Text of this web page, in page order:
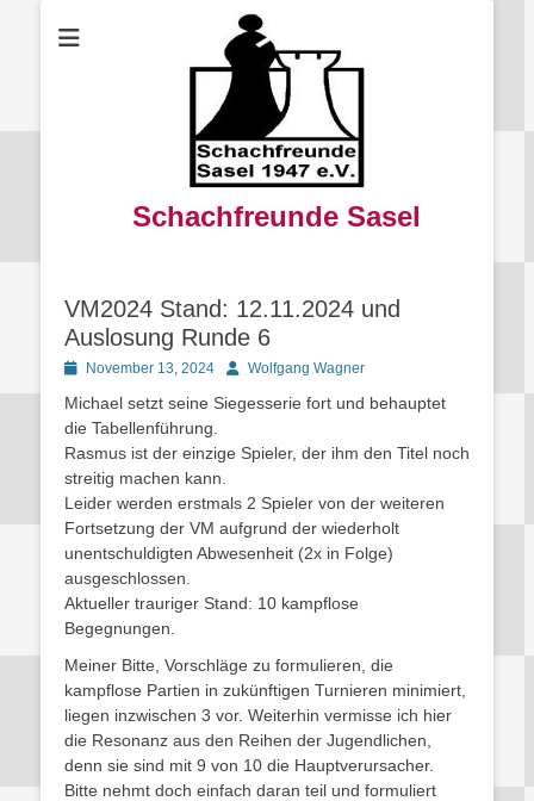
Schachfreunde Sasel
VM2024 Stand: 12.11.2024 und
Auslosung Runde 6
PostedNovember 13, 2024 AutorWolfgang Wagner
Michael setzt seine Siegesserie fort und behauptet
die Tabellenführung.
Rasmus ist der einzige Spieler, der ihm den Titel noch
streitig machen kann.
Leider werden erstmals 2 Spieler von der weiteren
Fortsetzung der VM aufgrund der wiederholt
unentschuldigten Abwesenheit (2x in Folge)
ausgeschlossen.
Aktueller trauriger Stand: 10 kampflose
Begegnungen.
Meiner Bitte, Vorschläge zu formulieren, die
kampflose Partien in zukünftigen Turnieren minimiert,
liegen inzwischen 3 vor. Weiterhin vermisse ich hier
die Resonanz aus den Reihen der Jugendlichen,
denn sie sind mit 9 von 10 die Hauptverursacher.
Bitte nehmt doch einfach daran teil und formuliert